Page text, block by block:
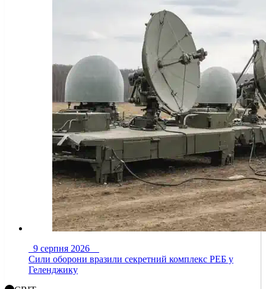
9 серпня 2026
Сили оборони вразили секретний комплекс РЕБ у
Геленджику